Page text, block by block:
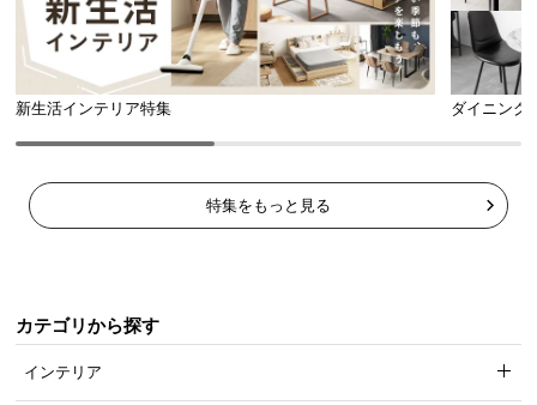
新生活インテリア特集 ダイニング
特集をもっと見る
カテゴリから探す
インテリア